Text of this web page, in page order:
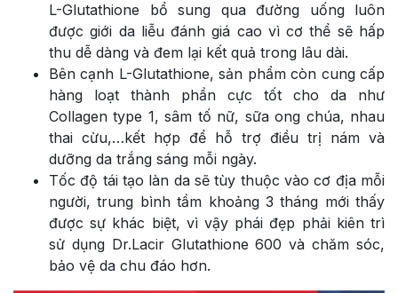
L-Glutathione bổ sung qua đường uống luôn
được giới da liễu đánh giá cao vì cơ thể sẽ hấp
thu dễ dàng và đem lại kết quả trong lâu dài.
Bên cạnh L-Glutathione, sản phẩm còn cung cấp
hàng loạt thành phần cực tốt cho da như
Collagen type 1, sâm tố nữ, sữa ong chúa, nhau
thai cừu,…kết hợp để hỗ trợ điều trị nám và
dưỡng da trắng sáng mỗi ngày.
Tốc độ tái tạo làn da sẽ tùy thuộc vào cơ địa mỗi
người, trung bình tầm khoảng 3 tháng mới thấy
được sự khác biệt, vì vậy phái đẹp phải kiên trì
sử dụng Dr.Lacir Glutathione 600 và chăm sóc,
bảo vệ da chu đáo hơn.